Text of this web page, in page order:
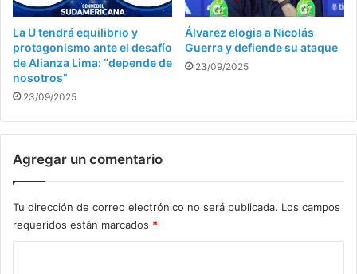
La U tendrá equilibrio y
protagonismo ante el desafío
de Alianza Lima: “depende de
nosotros”
23/09/2025
Álvarez elogia a Nicolás
Guerra y defiende su ataque
23/09/2025
Agregar un comentario
Tu dirección de correo electrónico no será publicada. Los campos
requeridos están marcados *